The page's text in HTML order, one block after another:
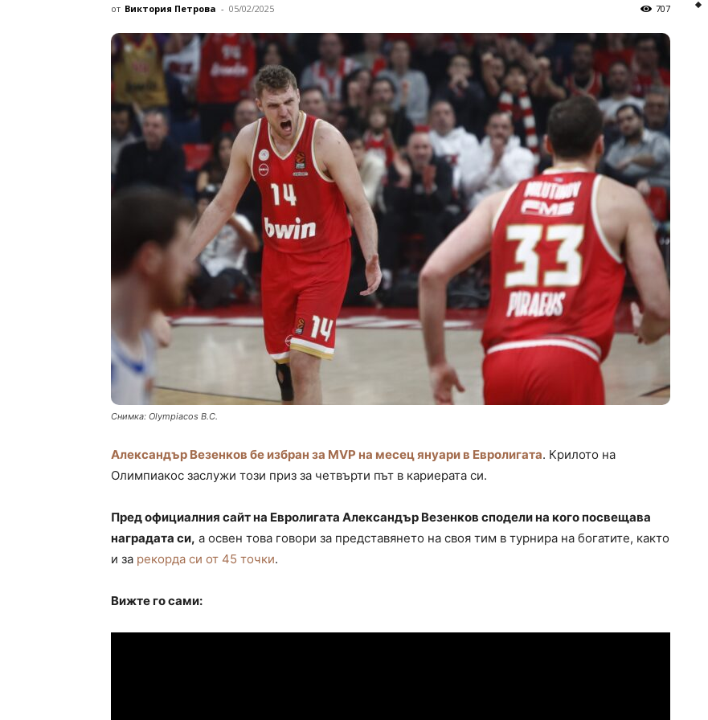
от Виктория Петрова - 05/02/2025 707
Снимка: Olympiacos B.C.
Александър Везенков бе избран за MVP на месец януари в Евролигата. Крилото на
Олимпиакос заслужи този приз за четвърти път в кариерата си.
Пред официалния сайт на Евролигата Александър Везенков сподели на кого посвещава
наградата си, а освен това говори за представянето на своя тим в турнира на богатите, както
и за рекорда си от 45 точки.
Вижте го сами: